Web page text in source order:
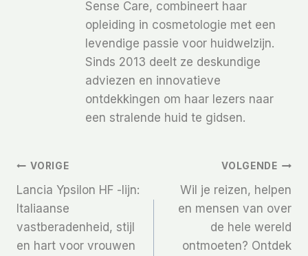
Sense Care, combineert haar
opleiding in cosmetologie met een
levendige passie voor huidwelzijn.
Sinds 2013 deelt ze deskundige
adviezen en innovatieve
ontdekkingen om haar lezers naar
een stralende huid te gidsen.
Bericht
Navigatie
VORIGE
Lancia Ypsilon HF -lijn:
Italiaanse
vastberadenheid, stijl
en hart voor vrouwen
VOLGENDE
Wil je reizen, helpen
en mensen van over
de hele wereld
ontmoeten? Ontdek